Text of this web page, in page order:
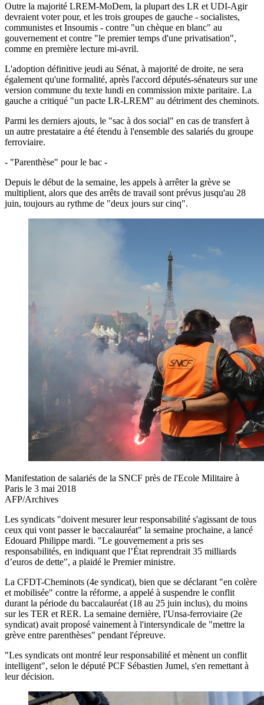
Outre la majorité LREM-MoDem, la plupart des LR et UDI-Agir
devraient voter pour, et les trois groupes de gauche - socialistes,
communistes et Insoumis - contre "un chèque en blanc" au
gouvernement et contre "le premier temps d'une privatisation",
comme en première lecture mi-avril.
L'adoption définitive jeudi au Sénat, à majorité de droite, ne sera
également qu'une formalité, après l'accord députés-sénateurs sur une
version commune du texte lundi en commission mixte paritaire. La
gauche a critiqué "un pacte LR-LREM" au détriment des cheminots.
Parmi les derniers ajouts, le "sac à dos social" en cas de transfert à
un autre prestataire a été étendu à l'ensemble des salariés du groupe
ferroviaire.
- "Parenthèse" pour le bac -
Depuis le début de la semaine, les appels à arrêter la grève se
multiplient, alors que des arrêts de travail sont prévus jusqu'au 28
juin, toujours au rythme de "deux jours sur cinq".
Manifestation de salariés de la SNCF près de l'Ecole Militaire à
Paris le 3 mai 2018
AFP/Archives
Les syndicats "doivent mesurer leur responsabilité s'agissant de tous
ceux qui vont passer le baccalauréat" la semaine prochaine, a lancé
Edouard Philippe mardi. "Le gouvernement a pris ses
responsabilités, en indiquant que l’État reprendrait 35 milliards
d’euros de dette", a plaidé le Premier ministre.
La CFDT-Cheminots (4e syndicat), bien que se déclarant "en colère
et mobilisée" contre la réforme, a appelé à suspendre le conflit
durant la période du baccalauréat (18 au 25 juin inclus), du moins
sur les TER et RER. La semaine dernière, l'Unsa-ferroviaire (2e
syndicat) avait proposé vainement à l'intersyndicale de "mettre la
grève entre parenthèses" pendant l'épreuve.
"Les syndicats ont montré leur responsabilité et mènent un conflit
intelligent", selon le député PCF Sébastien Jumel, s'en remettant à
leur décision.